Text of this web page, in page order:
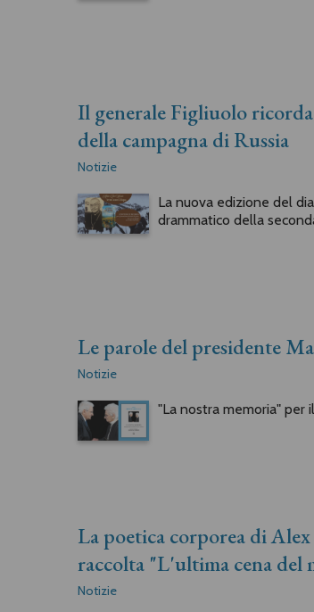
Il generale Figliuolo
della campagna di Russia
Notizie
La nuova edizione del
drammatico della
Le parole del presidente
Notizie
"La nostra memoria" per
La poetica corporea di
raccolta "L'ultima cena del
Notizie